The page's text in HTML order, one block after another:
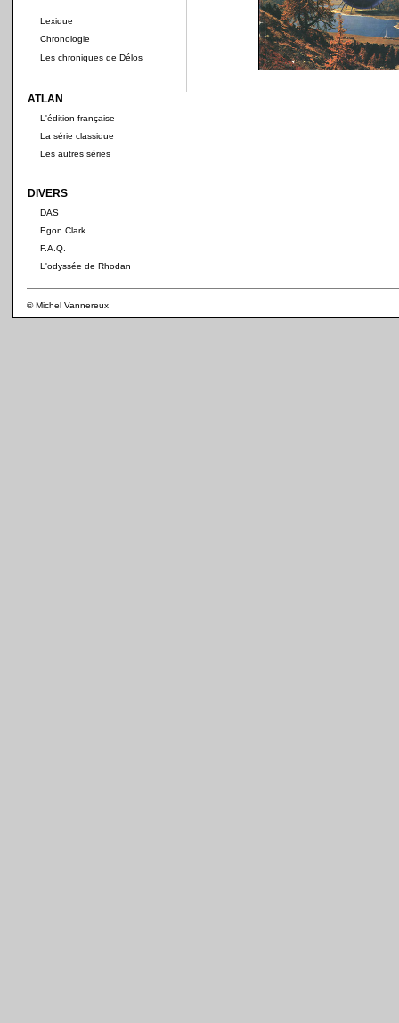
Lexique
Chronologie
Les chroniques de Délos
ATLAN
L'édition française
La série classique
Les autres séries
DIVERS
DAS
Egon Clark
F.A.Q.
L'odyssée de Rhodan
© Michel Vannereux